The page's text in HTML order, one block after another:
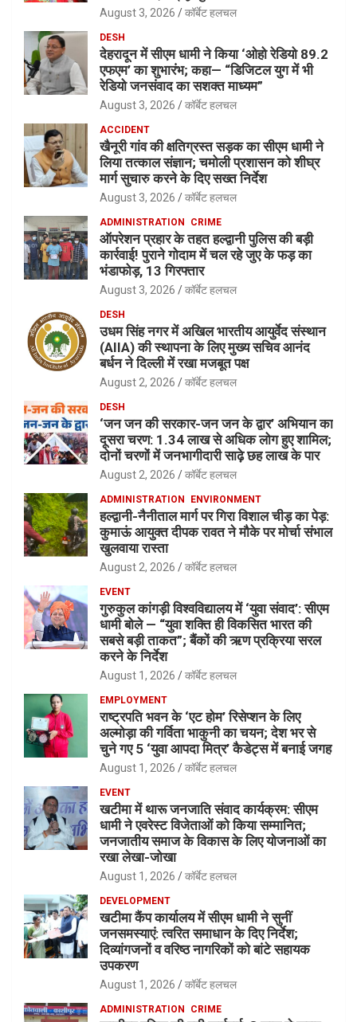
August 3, 2026 कॉर्बेट हलचल
DESH
देहरादून में सीएम धामी ने किया ‘ओहो रेडियो 89.2
एफएम’ का शुभारंभ; कहा— “डिजिटल युग में भी
रेडियो जनसंवाद का सशक्त माध्यम”
August 3, 2026 कॉर्बेट हलचल
ACCIDENT
खैनूरी गांव की क्षतिग्रस्त सड़क का सीएम धामी ने
लिया तत्काल संज्ञान; चमोली प्रशासन को शीघ्र
मार्ग सुचारु करने के दिए सख्त निर्देश
August 3, 2026 कॉर्बेट हलचल
ADMINISTRATION CRIME
ऑपरेशन प्रहार के तहत हल्द्वानी पुलिस की बड़ी
कार्रवाई! पुराने गोदाम में चल रहे जुए के फड़ का
भंडाफोड़, 13 गिरफ्तार
August 3, 2026 कॉर्बेट हलचल
DESH
उधम सिंह नगर में अखिल भारतीय आयुर्वेद संस्थान
(AIIA) की स्थापना के लिए मुख्य सचिव आनंद
बर्धन ने दिल्ली में रखा मजबूत पक्ष
August 2, 2026 कॉर्बेट हलचल
DESH
‘जन जन की सरकार-जन जन के द्वार’ अभियान का
दूसरा चरण: 1.34 लाख से अधिक लोग हुए शामिल;
दोनों चरणों में जनभागीदारी साढ़े छह लाख के पार
August 2, 2026 कॉर्बेट हलचल
ADMINISTRATION ENVIRONMENT
हल्द्वानी-नैनीताल मार्ग पर गिरा विशाल चीड़ का पेड़:
कुमाऊं आयुक्त दीपक रावत ने मौके पर मोर्चा संभाल
खुलवाया रास्ता
August 2, 2026 कॉर्बेट हलचल
EVENT
गुरुकुल कांगड़ी विश्वविद्यालय में ‘युवा संवाद’: सीएम
धामी बोले — “युवा शक्ति ही विकसित भारत की
सबसे बड़ी ताकत”; बैंकों की ऋण प्रक्रिया सरल
करने के निर्देश
August 1, 2026 कॉर्बेट हलचल
EMPLOYMENT
राष्ट्रपति भवन के ‘एट होम’ रिसेप्शन के लिए
अल्मोड़ा की गर्विता भाकुनी का चयन; देश भर से
चुने गए 5 ‘युवा आपदा मित्र’ कैडेट्स में बनाई जगह
August 1, 2026 कॉर्बेट हलचल
EVENT
खटीमा में थारू जनजाति संवाद कार्यक्रम: सीएम
धामी ने एवरेस्ट विजेताओं को किया सम्मानित;
जनजातीय समाज के विकास के लिए योजनाओं का
रखा लेखा-जोखा
August 1, 2026 कॉर्बेट हलचल
DEVELOPMENT
खटीमा कैंप कार्यालय में सीएम धामी ने सुनीं
जनसमस्याएं: त्वरित समाधान के दिए निर्देश;
दिव्यांगजनों व वरिष्ठ नागरिकों को बांटे सहायक
उपकरण
August 1, 2026 कॉर्बेट हलचल
ADMINISTRATION CRIME